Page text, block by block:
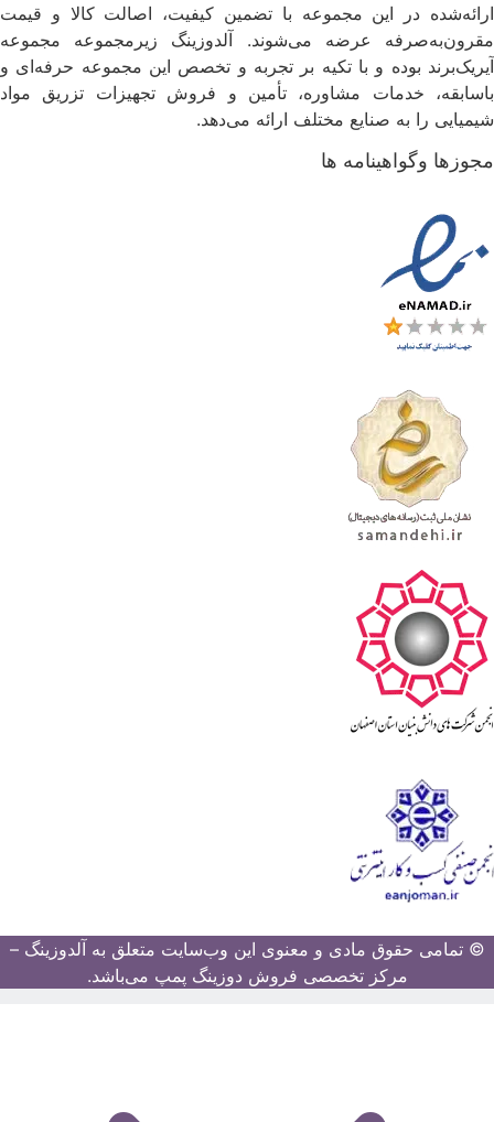
ارائه‌شده در این مجموعه با تضمین کیفیت، اصالت کالا و قیمت
مقرون‌به‌صرفه عرضه می‌شوند. آلدوزینگ زیرمجموعه مجموعه
آیریک‌برند بوده و با تکیه بر تجربه و تخصص این مجموعه حرفه‌ای و
باسابقه، خدمات مشاوره، تأمین و فروش تجهیزات تزریق مواد
شیمیایی را به صنایع مختلف ارائه می‌دهد.
مجوزها وگواهینامه ها
© تمامی حقوق مادی و معنوی این وب‌سایت متعلق به آلدوزینگ –
مرکز تخصصی فروش دوزینگ پمپ می‌باشد.